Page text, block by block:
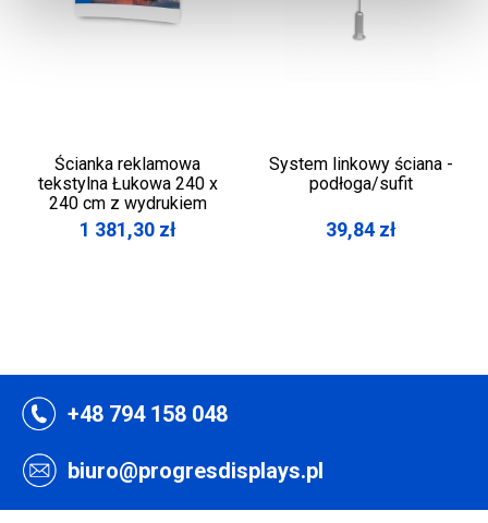
Ścianka reklamowa
tekstylna Łukowa 240 x
240 cm z wydrukiem
1 381,30 zł
System linkowy ściana -
podłoga/sufit
39,84 zł
+48 794 158 048
biuro@progresdisplays.pl